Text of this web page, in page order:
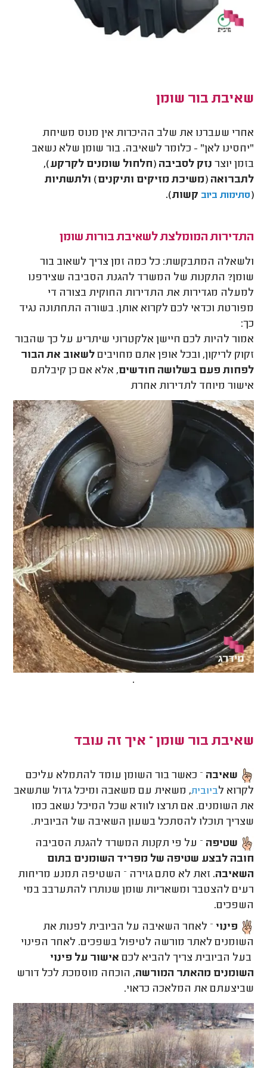
שאיבת בור שומן
אחרי שעברנו את שלב ההיכרות אין מנוס משיחת
"יחסינו לאן" - כלומר לשאיבה. בור שומן שלא נשאב
בזמן יוצר נזק לסביבה (חלחול שומנים לקרקע),
לתברואה (משיכת מזיקים ותיקנים) ולתשתיות
(סתימות ביוב קשות).
התדירות המומלצת לשאיבת בורות שומן
ולשאלה המתבקשת: כל כמה זמן צריך לשאוב בור
שומן? התקנות של המשרד להגנת הסביבה שצירפנו
למעלה מגדירות את התדירות החוקית בצורה די
מפורטת וכדאי לכם לקרוא אותן. בשורה התחתונה נגיד
כך:
אמור להיות לכם חיישן אלקטרוני שיתריע על כך שהבור
זקוק לריקון, ובכל אופן אתם מחויביםלשאוב את הבור
לפחות פעם בשלושה חודשים, אלא אם כן קיבלתם
אישור מיוחד לתדירות אחרת
.
שאיבת בור שומן – איך זה עובד
שאיבה – כאשר בור השומן עומד להתמלא עליכם
לקרוא לביובית, משאית עם משאבה ומיכל גדול שתשאב
את השומנים. אם תרצו לוודא שכל המיכל נשאב כמו
שצריך תוכלו להסתכל בשעון השאיבה של הביובית.
שטיפה – על פי תקנות המשרד להגנת הסביבה
חובה לבצע שטיפה של מפריד השומנים בתום
השאיבה. זאת לא סתם גזירה – השטיפה תמנע מריחות
רעים להצטבר ומשאריות שומן שנותרו להתערבב במי
השפכים.
פינוי – לאחר השאיבה על הביובית לפנות את
השומנים לאתר מורשה לטיפול בשפכים. לאחר הפינוי
בעל הביובית צריך להביא לכם אישור על פינוי
השומנים מהאתר המורשה, הוכחה מוסמכת לכל דורש
שביצעתם את המלאכה כראוי.